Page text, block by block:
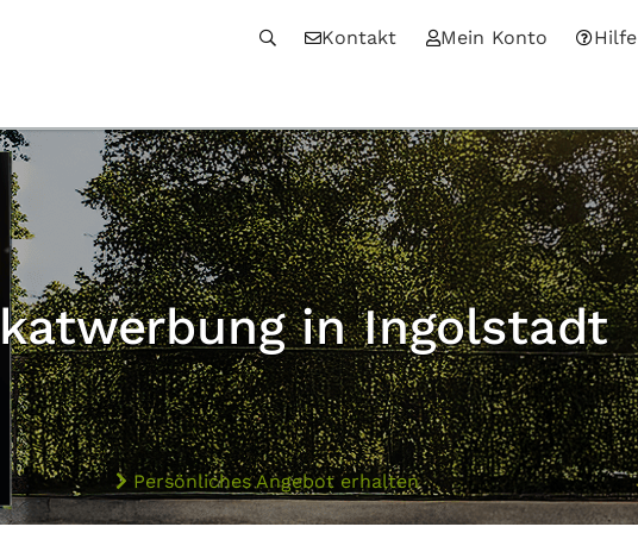
Kontakt Mein Konto Hilfe
in Ingolstadt
Persönliches Angebot erhalten